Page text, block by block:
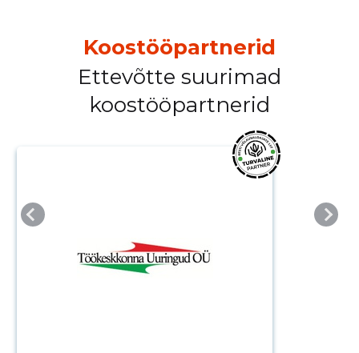
ja noortekooride esinemisi. Seejärel saavad nad
fondilt toetust omaenda kontsertprojekti […]
Koostööpartnerid
Ettevõtte suurimad
koostööpartnerid